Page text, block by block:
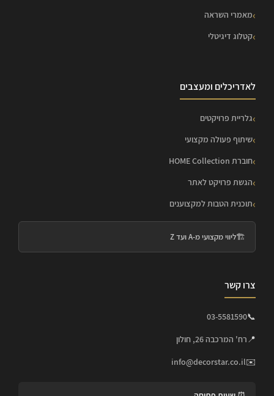
מאמרי השראה
קטלוג דיגיטלי
לאדריכלים ומעצבים
גלריית פרויקטים
שיתוף פעולה מקצועי
חוברת HOME Collection
הגשת פרויקט לאתר
תוכנית הטבות למקצוענים
🏗️ליווי מקצועי מ-A ועד Z
צרו קשר
📞
03-5581590
📍רח' המרכבה 26, חולון
✉️
info@decorstar.co.il